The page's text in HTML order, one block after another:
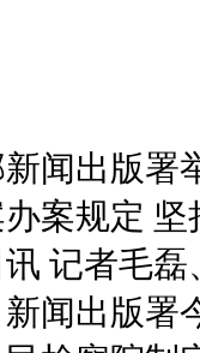
出版署
案规定
记者毛
闻出版